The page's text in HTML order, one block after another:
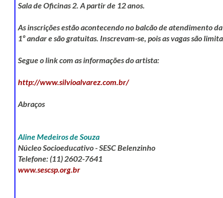
Sala de Oficinas 2. A partir de 12 anos.
As inscrições estão acontecendo no balcão de atendimento
1º andar e são gratuitas. Inscrevam-se, pois as vagas são
Segue o link com as informações do artista:
http://www.silvioalvarez.com.br/
Abraços
Aline Medeiros de Souza
Núcleo Socioeducativo - SESC Belenzinho
Telefone: (11) 2602-7641
www.sescsp.org.br